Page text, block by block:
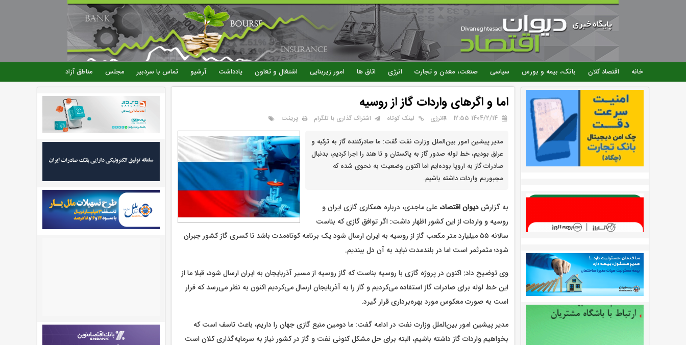
رفتن
به
محتوای
اصلی
خانه اقتصاد کلان بانک، بیمه و بورس سیاسی صنعت، معدن و تجارت انرژی اتاق ها امور زیربنایی اشتغال و تعاون یادداشت آرشیو تماس با سردبیر مجلس مناطق آزاد
اما و اگرهای واردات گاز از روسیه
۱۴۰۴/۲/۱۴ 12:55 انرژی لینک کوتاه اشتراک گذاری با تلگرام پرینت
مدیر پیشین امور بین‌الملل وزارت نفت گفت: ما صادرکننده گاز به ترکیه و
عراق بودیم، خط لوله صدور گاز به پاکستان و تا هند را اجرا کردیم، بدنبال
صادرات گاز به اروپا بوده‌ایم اما اکنون وضعیت به نحوی شده که
مجبوریم واردات داشته باشیم.
به گزارشدیوان اقتصاد، علی ماجدی، درباره همکاری گازی ایران و
روسیه و واردات از این کشور اظهار داشت: اگر توافق گازی که بناست
سالانه ۵۵ میلیارد متر مکعب گاز از روسیه به ایران ارسال شود یک برنامه کوتاه‌مدت باشد تا کسری گاز کشور جبران
شود؛ مثمرثمر است اما در بلندمدت نباید به آن دل ببندیم.
وی توضیح داد: اکنون در پروژه گازی با روسیه بناست که گاز روسیه از مسیر آذربایجان به ایران ارسال شود، قبلا ما از
این خط لوله برای صادرات گاز استفاده می‌کردیم و گاز را به آذربایجان ارسال می‌کردیم اکنون به نظر می‌رسد که قرار
است به صورت معکوس مورد بهره‌برداری قرار گیرد.
مدیر پیشین امور بین‌الملل وزارت نفت در ادامه گفت: ما دومین منبع گازی جهان را داریم، باعث تاسف است که
بخواهیم واردات گاز داشته باشیم، البته برای حل مشکل کنونی نفت و گاز در کشور نیاز به سرمایه‌گذاری کلان است